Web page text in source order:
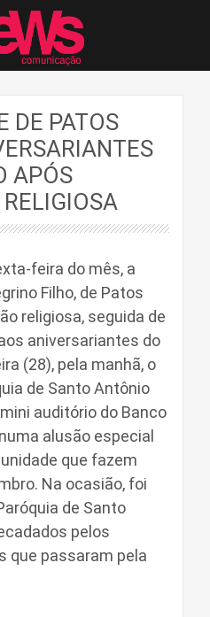
DE PATOS
APÓS
feira do mês, a
Filho, de Patos
religiosa, seguida de
aniversariantes do
(28), pela manhã, o
de Santo Antônio
auditório do Banco
alusão especial
que fazem
Na ocasião, foi
de Santo
pelos
que passaram pela